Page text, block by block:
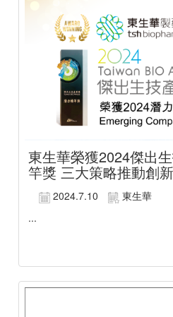
東生華榮獲2024傑出
竿獎 三大策略推動創
2024.7.10
東生華
...